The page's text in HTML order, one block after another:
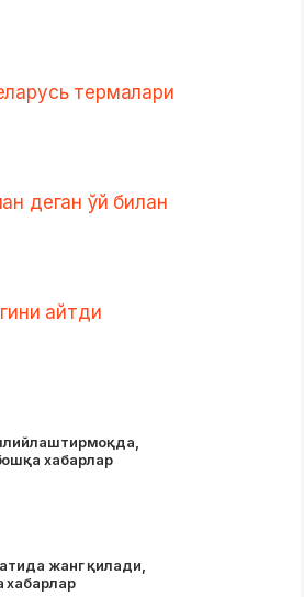
термалари
деган ўй билан
айтди
хабарлар
жанг қилади,
хабарлар